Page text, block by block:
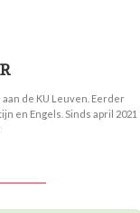
de KU Leuven. Eerder
en Engels. Sinds april 2021